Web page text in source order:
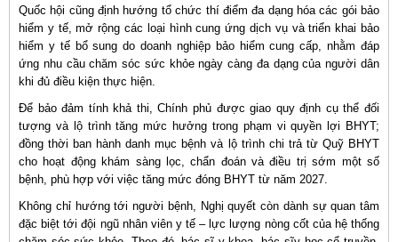
Quốc hội cũng định hướng tổ chức thí điểm đa dạng hóa các gói bảo
hiểm y tế, mở rộng các loại hình cung ứng dịch vụ và triển khai bảo
hiểm y tế bổ sung do doanh nghiệp bảo hiểm cung cấp, nhằm đáp
ứng nhu cầu chăm sóc sức khỏe ngày càng đa dạng của người dân
khi đủ điều kiện thực hiện.
Để bảo đảm tính khả thi, Chính phủ được giao quy định cụ thể đối
tượng và lộ trình tăng mức hưởng trong phạm vi quyền lợi BHYT;
đồng thời ban hành danh mục bệnh và lộ trình chi trả từ Quỹ BHYT
cho hoạt động khám sàng lọc, chẩn đoán và điều trị sớm một số
bệnh, phù hợp với việc tăng mức đóng BHYT từ năm 2027.
Không chỉ hướng tới người bệnh, Nghị quyết còn dành sự quan tâm
đặc biệt tới đội ngũ nhân viên y tế – lực lượng nòng cốt của hệ thống